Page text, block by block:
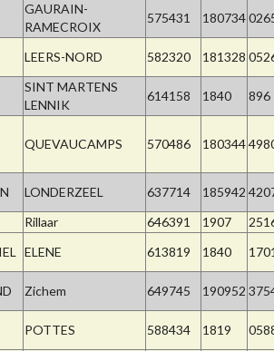
GAURAIN-
RAMECROIX
575431 180734
LEERS-NORD 582320 181328
SINT MARTENS
LENNIK
614158 1840 896
QUEVAUCAMPS 570486 180344
LONDERZEEL 637714 185942
Rillaar 646391 1907
ELENE 613819 1840
Zichem 649745 190952
POTTES 588434 1819